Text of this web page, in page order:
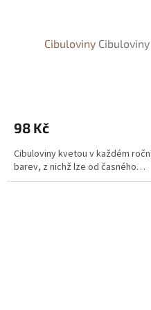
Cibuloviny
98 Kč
Cibuloviny kvetou v každém
barev, z nichž lze od časného…